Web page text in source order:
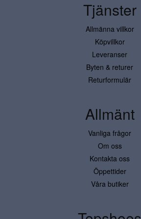
Tjänster
Allmänna villkor
Köpvillkor
Leveranser
Byten & returer
Returformulär
Allmänt
Vanliga frågor
Om oss
Kontakta oss
Öppettider
Våra butiker